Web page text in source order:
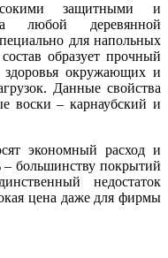
защитными и
любой деревянной
для напольных
образует прочный
здоровья окружающих и
Данные свойства
воски – карнаубский и
экономный расход и
большинству покрытий
недостаток
цена даже для фирмы